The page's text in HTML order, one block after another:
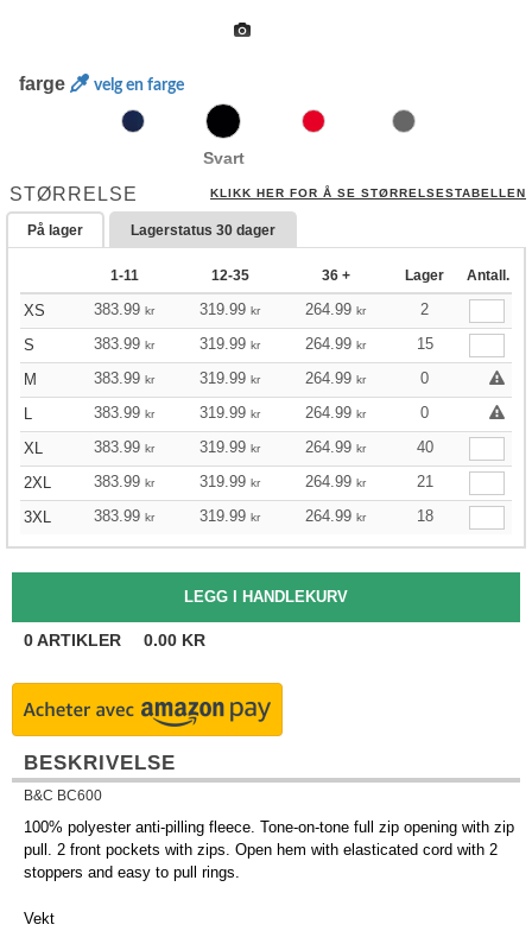
farge velg en farge
Svart
STØRRELSE KLIKK HER FOR Å SE STØRRELSESTABELLEN
På lager Lagerstatus 30 dager
1-11 12-35 36 + Lager Antall.
XS 383.99 kr 319.99 kr 264.99 kr
2
S
383.99 kr 319.99 kr 264.99 kr
15
M
383.99 kr 319.99 kr 264.99 kr
0
L
383.99 kr 319.99 kr 264.99 kr
0
XL
383.99 kr 319.99 kr 264.99 kr
40
2XL
383.99 kr 319.99 kr 264.99 kr
21
3XL
383.99 kr 319.99 kr 264.99 kr 18
0ARTIKLER 0.00 KR
BESKRIVELSE
B&C BC600
100% polyester anti-pilling fleece. Tone-on-tone full zip opening with zip
pull. 2 front pockets with zips. Open hem with elasticated cord with 2
stoppers and easy to pull rings.
Vekt